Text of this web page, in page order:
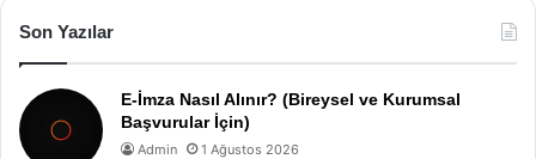
Son Yazılar
E-İmza Nasıl Alınır? (Bireysel ve Kurumsal
Başvurular İçin)
Admin 1 Ağustos 2026